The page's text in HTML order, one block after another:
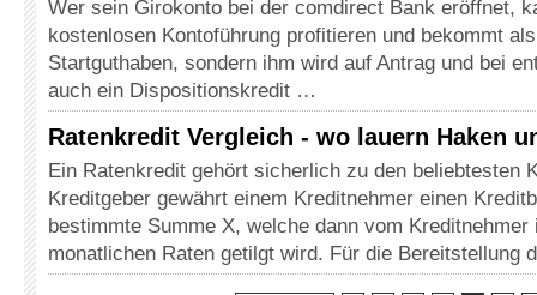
Wer sein Girokonto bei der comdirect Bank eröffnet,
kostenlosen Kontoführung profitieren und bekommt
Startguthaben, sondern ihm wird auf Antrag und bei
auch ein Dispositionskredit …
Ratenkredit Vergleich - wo lauern Haken
Ein Ratenkredit gehört sicherlich zu den beliebtesten
Kreditgeber gewährt einem Kreditnehmer einen
bestimmte Summe X, welche dann vom Kreditnehmer
monatlichen Raten getilgt wird. Für die Bereitstellung